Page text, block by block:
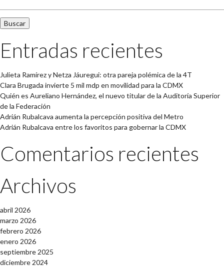
Entradas recientes
Julieta Ramírez y Netza Jáuregui: otra pareja polémica de la 4T
Clara Brugada invierte 5 mil mdp en movilidad para la CDMX
Quién es Aureliano Hernández, el nuevo titular de la Auditoría Superior
de la Federación
Adrián Rubalcava aumenta la percepción positiva del Metro
Adrián Rubalcava entre los favoritos para gobernar la CDMX
Comentarios recientes
Archivos
abril 2026
marzo 2026
febrero 2026
enero 2026
septiembre 2025
diciembre 2024